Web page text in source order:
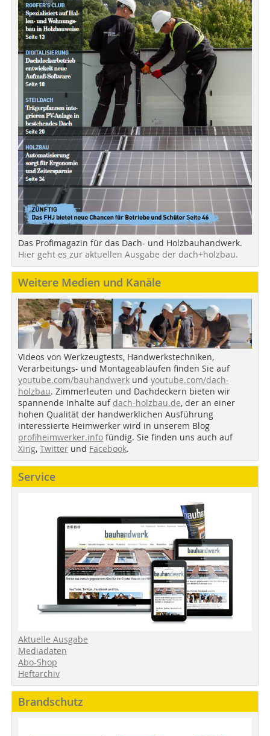
Das Profimagazin für das Dach- und Holzbauhandwerk.
Hier geht es zur aktuellen Ausgabe der dach+holzbau.
Weitere Medien und Kanäle
Videos von Werkzeugtests, Handwerkstechniken,
Verarbeitungs- und Montageabläufen finden Sie auf
youtube.com/bauhandwerk und youtube.com/dach-
holzbau. Zimmerleuten und Dachdeckern bieten wir
spannende Inhalte auf dach-holzbau.de, der an einer
hohen Qualität der handwerklichen Ausführung
interessierte Heimwerker wird in unserem Blog
profiheimwerker.info fündig. Sie finden uns auch auf
Xing, Twitter und Facebook.
Service
Aktuelle Ausgabe
Mediadaten
Abo-Shop
Heftarchiv
Brandschutz